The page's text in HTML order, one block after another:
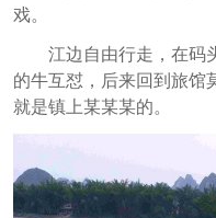
戏。
江边自由行走，在码
的牛互怼，后来回到旅馆
就是镇上某某某的。